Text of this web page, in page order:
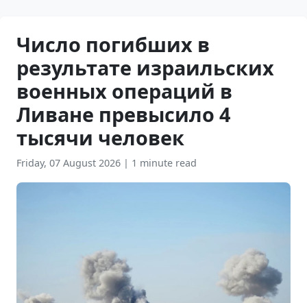
Число погибших в
результате израильских
военных операций в
Ливане превысило 4
тысячи человек
Friday, 07 August 2026 | 1 minute read